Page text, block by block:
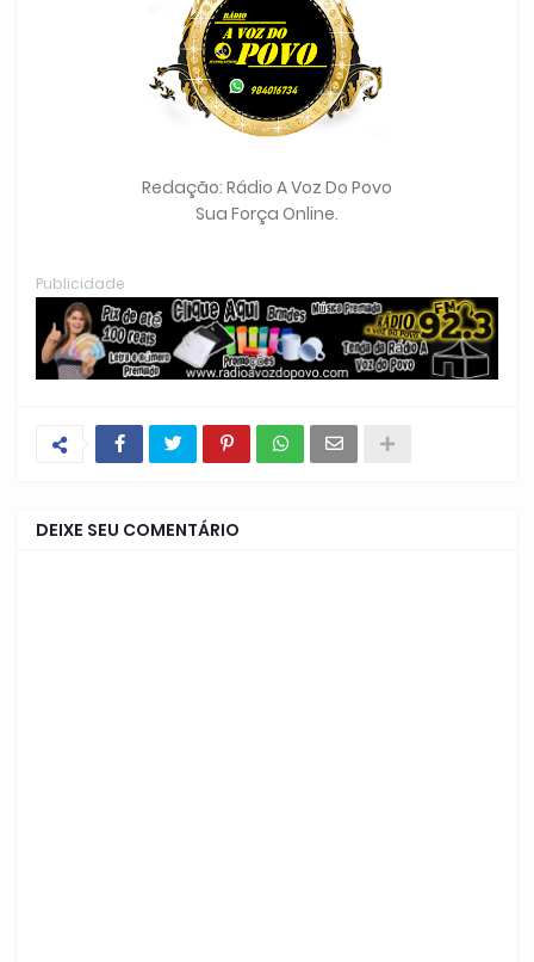
Redação: Rádio A Voz Do Povo
Sua Força Online.
Publicidade
DEIXE SEU COMENTÁRIO